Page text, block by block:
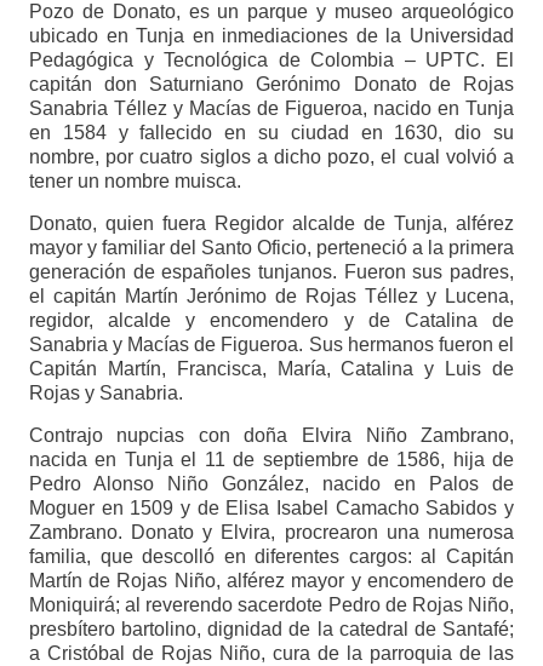
Pozo de Donato, es un parque y museo arqueológico
ubicado en Tunja en inmediaciones de la Universidad
Pedagógica y Tecnológica de Colombia – UPTC. El
capitán don Saturniano Gerónimo Donato de Rojas
Sanabria Téllez y Macías de Figueroa, nacido en Tunja
en 1584 y fallecido en su ciudad en 1630, dio su
nombre, por cuatro siglos a dicho pozo, el cual volvió a
tener un nombre muisca.
Donato, quien fuera Regidor alcalde de Tunja, alférez
mayor y familiar del Santo Oficio, perteneció a la primera
generación de españoles tunjanos. Fueron sus padres,
el capitán Martín Jerónimo de Rojas Téllez y Lucena,
regidor, alcalde y encomendero y de Catalina de
Sanabria y Macías de Figueroa. Sus hermanos fueron el
Capitán Martín, Francisca, María, Catalina y Luis de
Rojas y Sanabria.
Contrajo nupcias con doña Elvira Niño Zambrano,
nacida en Tunja el 11 de septiembre de 1586, hija de
Pedro Alonso Niño González, nacido en Palos de
Moguer en 1509 y de Elisa Isabel Camacho Sabidos y
Zambrano. Donato y Elvira, procrearon una numerosa
familia, que descolló en diferentes cargos: al Capitán
Martín de Rojas Niño, alférez mayor y encomendero de
Moniquirá; al reverendo sacerdote Pedro de Rojas Niño,
presbítero bartolino, dignidad de la catedral de Santafé;
a Cristóbal de Rojas Niño, cura de la parroquia de las